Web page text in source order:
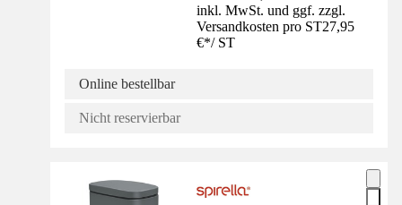
inkl. MwSt. und ggf. zzgl.
Versandkosten pro ST27,95
€*/ ST
Online bestellbar
Nicht reservierbar